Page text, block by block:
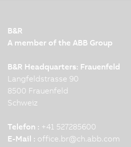
B&R
A member of the ABB Group
B&R Headquarters: Frauenfeld
Langfeldstrasse 90
8500 Frauenfeld
Schweiz
Telefon : +41 527285600
E-Mail : office.br@ch.abb.com